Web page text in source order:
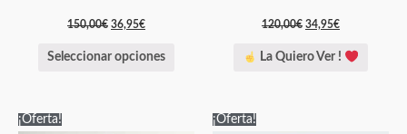
150,00€ 36,95€
Seleccionar opciones
producto
120,00€ 34,95€
La Quiero Ver !
producto
¡Oferta! ¡Oferta!